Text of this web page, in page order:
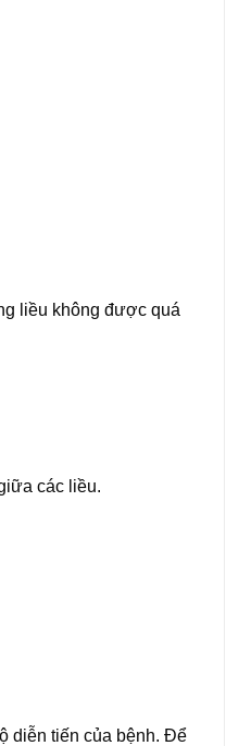
liều không được quá
các liều.
diễn tiến của bệnh. Để